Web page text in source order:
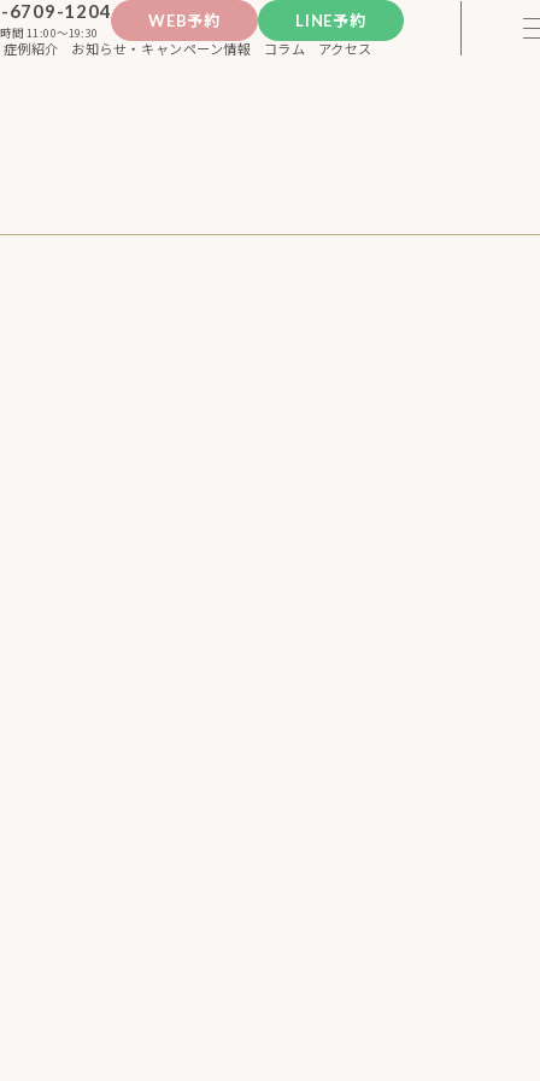
6709-1204
間 11:00〜19:30
WEB予約
LINE予約
症例紹介
お知らせ・キャンペーン情報 コラム アクセス